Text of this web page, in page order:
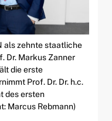
als zehnte staatliche
Dr. Markus Zanner
die erste
Prof. Dr. Dr. h.c.
des ersten
Marcus Rebmann)